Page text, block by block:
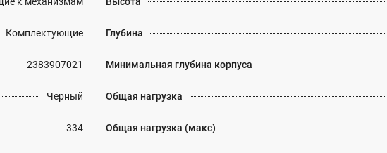
Комплектующие
2383907021
Черный
334
Глубина
Минимальная глубина корпуса
Общая нагрузка
Общая нагрузка (макс)